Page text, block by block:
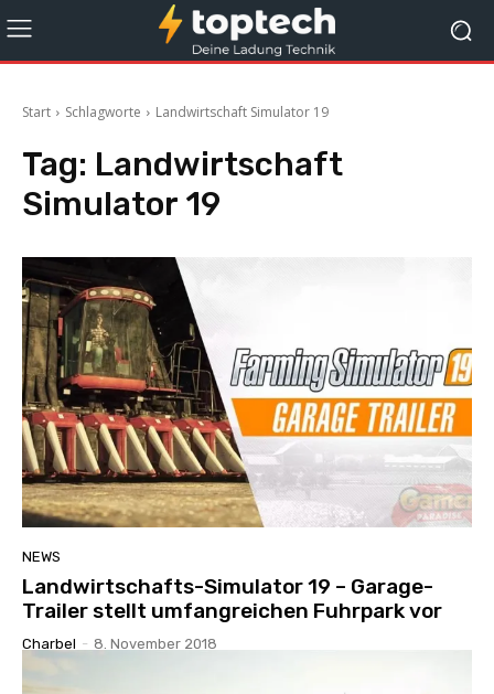
Start Schlagworte Landwirtschaft Simulator 19
Tag: Landwirtschaft
Simulator 19
NEWS
Landwirtschafts-Simulator 19 – Garage-
Trailer stellt umfangreichen Fuhrpark vor
Charbel - 8. November 2018